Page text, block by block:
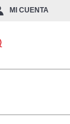
MI CUENTA